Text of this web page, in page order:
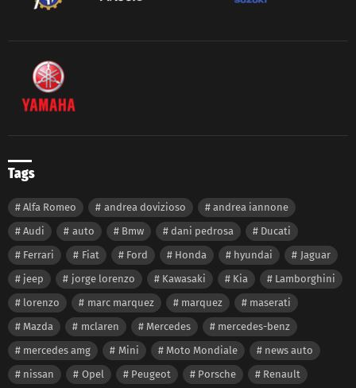
Tags
Alfa Romeo andrea dovizioso
andrea iannone
Audi
auto Bmw dani pedrosa
Ducati
Ferrari
Fiat Ford Honda hyundai
Jaguar
jeep
jorge lorenzo Kawasaki Kia
Lamborghini
lorenzo
marc marquez marquez
maserati
Mazda
mclaren Mercedes
mercedes-benz
mercedes amg
Mini Moto Mondiale
news auto
nissan
Opel Peugeot Porsche
Renault